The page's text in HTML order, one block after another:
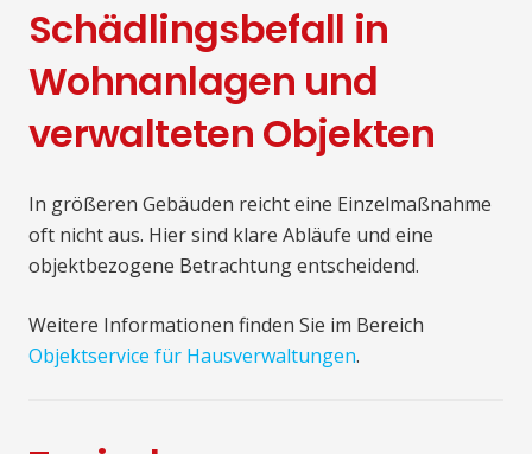
Schädlingsbefall in
Wohnanlagen und
verwalteten Objekten
In größeren Gebäuden reicht eine Einzelmaßnahme
oft nicht aus. Hier sind klare Abläufe und eine
objektbezogene Betrachtung entscheidend.
Weitere Informationen finden Sie im Bereich
Objektservice für Hausverwaltungen.